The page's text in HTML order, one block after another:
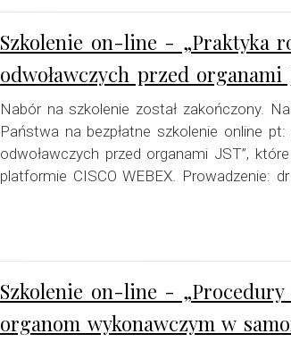
Szkolenie on-line - „Praktyka
odwoławczych przed
Nabór na szkolenie został zakończony.
Państwa na bezpłatne szkolenie online
odwoławczych przed organami JST”,
platformie CISCO WEBEX. Prowadzenie:
Szkolenie on-line -
organom wykonawczym w